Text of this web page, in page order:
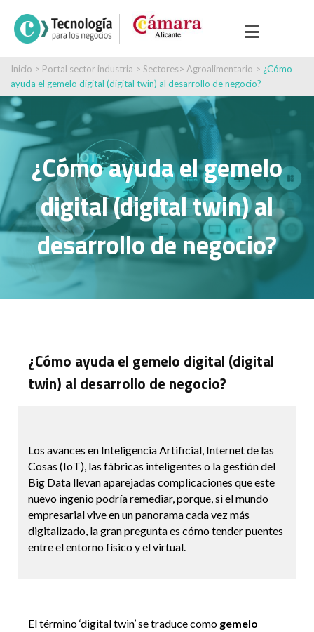
Inicio > Portal sector industria > Sectores> Agroalimentario > ¿Cómo
ayuda el gemelo digital (digital twin) al desarrollo de negocio?
¿Cómo ayuda el gemelo
digital (digital twin) al
desarrollo de negocio?
¿Cómo ayuda el gemelo digital (digital
twin) al desarrollo de negocio?
Los avances en Inteligencia Artificial, Internet de las
Cosas (IoT), las fábricas inteligentes o la gestión del
Big Data llevan aparejadas complicaciones que este
nuevo ingenio podría remediar, porque, si el mundo
empresarial vive en un panorama cada vez más
digitalizado, la gran pregunta es cómo tender puentes
entre el entorno físico y el virtual.
El término ‘digital twin’ se traduce como gemelo